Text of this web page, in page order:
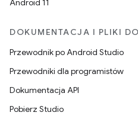
Android 11
DOKUMENTACJA I PLIKI
Przewodnik po Android Studio
Przewodniki dla programistów
Dokumentacja API
Pobierz Studio